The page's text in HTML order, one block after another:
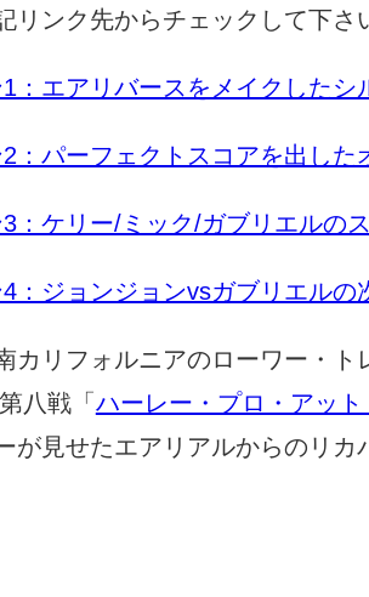
リンク先からチェックして下さ
：エアリバースをメイクしたシ
：パーフェクトスコアを出した
：ケリー/ミック/ガブリエルの
：ジョンジョンvsガブリエルの
カリフォルニアのローワー・ト
八戦「 ハーレー・プロ・アッ
が見せたエアリアルからのリカ